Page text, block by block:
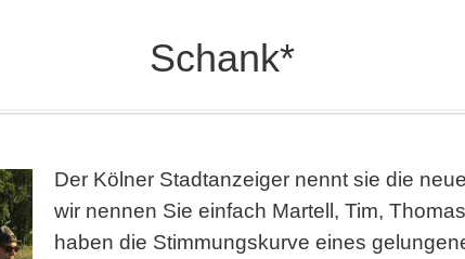
Schank*
Der Kölner Stadtanzeiger nennt sie die
wir nennen Sie einfach Martell, Tim,
haben die Stimmungskurve eines